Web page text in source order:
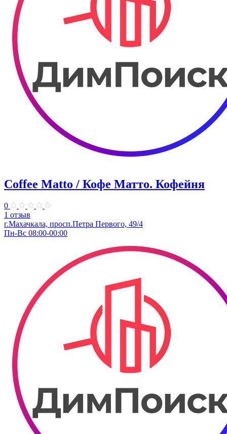
Coffee Matto / Кофе Матто. Кофейня
0
1 отзыв
г.Махачкала, ​просп.Петра Первого, 49/4
Пн-Вс 08:00-00:00